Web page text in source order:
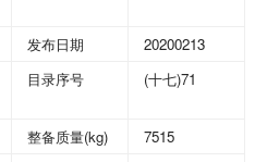
发布日期 20200213
目录序号 (十七)71
整备质量(kg) 7515